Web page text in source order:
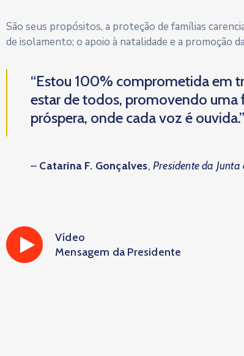
São seus propósitos, a proteção de famílias
de isolamento; o apoio à natalidade e a promoção
“Estou 100% comprometida em
estar de todos, promovendo uma
próspera, onde cada voz é ouvida.”
– Catarina F. Gonçalves, Presidente da Junta
Vídeo
Mensagem da Presidente